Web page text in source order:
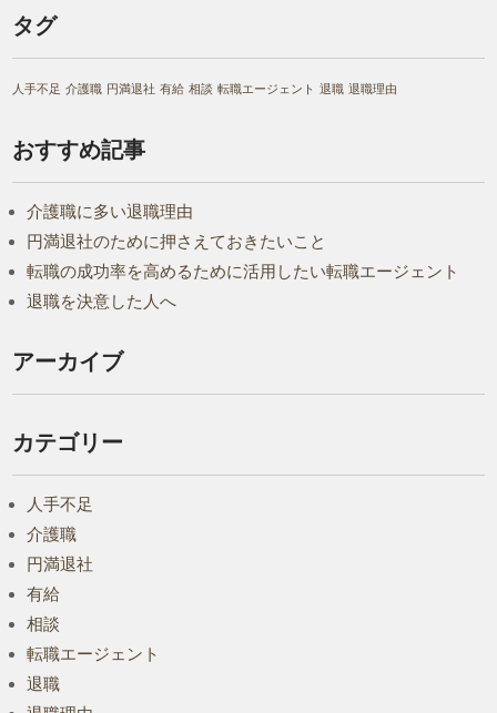
タグ
人手不足 介護職 円満退社 有給 相談 転職エージェント 退職 退職理由
おすすめ記事
介護職に多い退職理由
円満退社のために押さえておきたいこと
転職の成功率を高めるために活用したい転職エージェント
退職を決意した人へ
アーカイブ
カテゴリー
人手不足
介護職
円満退社
有給
相談
転職エージェント
退職